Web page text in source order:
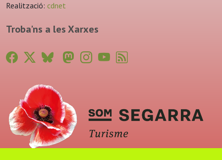
Realització: cdnet
Troba'ns a les Xarxes